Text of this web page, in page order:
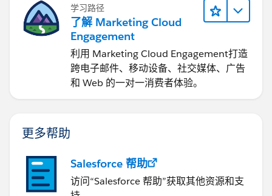
学习路径
了解 Marketing Cloud
Engagement
利用 Marketing Cloud Engagement​打造
跨电子邮件、移动设备、社交媒体、广告
和 Web 的一对一消费者体验。
更多帮助
Salesforce 帮助
访问“Salesforce 帮助”获取其他资源和支